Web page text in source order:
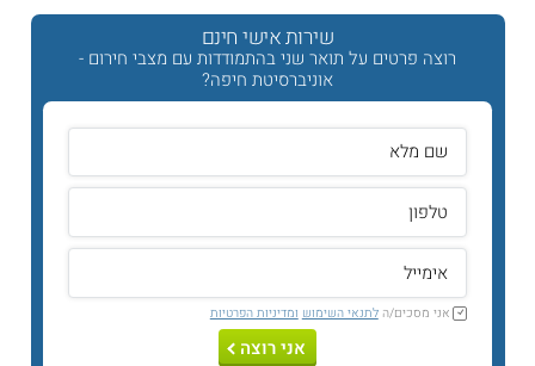
התוכנית מיועדת למקבלי החלטות ובכירים בתחום זה.
קצת על תואר שני בהתמודדות עם מצבי חירום
תואר שני בהתמודדות עם מצבי חירום משויך לחוג לגיאוגרפיה
ולימודי הסביבה של אוניברסיטת חיפה. הלימודים לתואר זה הינם
מתחומי הלימוד החשובים של ההווה והעתיד. התואר נלמד
במסגרת חוג זה מכיוון שמרבית נושאיו עוסקים באסונות ובמצבי
חירום אשר קורים במרחבים גיאוגרפיים. הקורסים לתואר זה הינם
מתחומים מגוונים ומרובים, ביניהם: גיאולוגיה, אקלים,
גיאומורפולוגיה, פסיכולוגיה, משאבי אנוש, תקשורת,
כלכלה, בריאות, תחבורה, משפט ולוגיסטיקה.
תוכנית הלימודים לתואר שני בהתמודדות עם מצבי חירום
שירות אישי חינם
רוצה פרטים על תואר שני בהתמודדות עם מצבי חירום -
אוניברסיטת חיפה?
אני מסכים/הלתנאי השימוש ומדיניות הפרטיות
אני רוצה